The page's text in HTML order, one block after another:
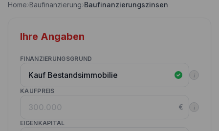
Nebenkostenrechner
Partner werden
Websitetools Baufinanzierung
Unsere Produktpartner
Kontakt
Home›Baufinanzierung›Baufinanzierungszinsen
Ihre Angaben
FINANZIERUNGSGRUND
i
KAUFPREIS
€ i
EIGENKAPITAL